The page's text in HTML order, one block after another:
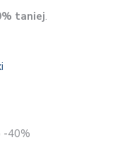
taniej.
-40%